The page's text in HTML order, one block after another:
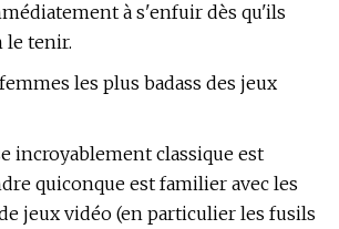
à s'enfuir dès qu'ils
le tenir.
les plus badass des jeux
incroyablement classique est
quiconque est familier avec les
jeux vidéo (en particulier les fusils